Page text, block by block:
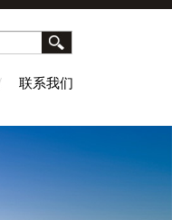
联系我们